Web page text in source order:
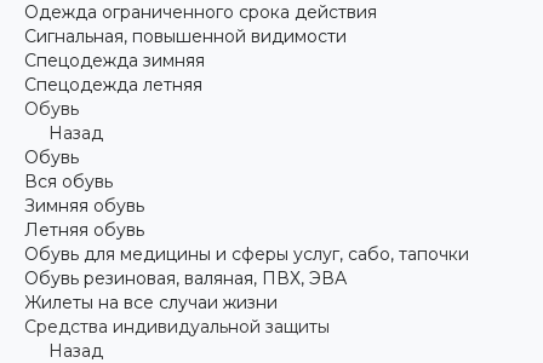
Одежда ограниченного срока действия
Сигнальная, повышенной видимости
Спецодежда зимняя
Спецодежда летняя
Обувь
Назад
Обувь
Вся обувь
Зимняя обувь
Летняя обувь
Обувь для медицины и сферы услуг, сабо, тапочки
Обувь резиновая, валяная, ПВХ, ЭВА
Жилеты на все случаи жизни
Средства индивидуальной защиты
Назад